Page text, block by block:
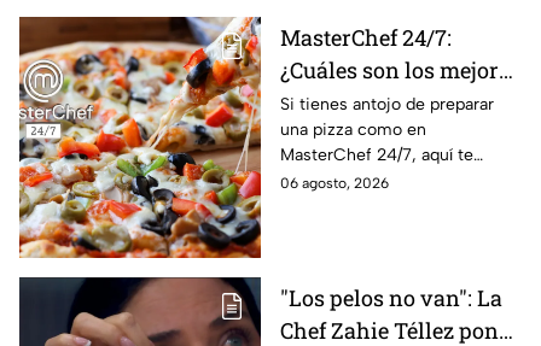
MasterChef 24/7:
¿Cuáles son los mejores
quesos para preparar
pizza en casa?
Si tienes antojo de preparar
una pizza como en
MasterChef 24/7, aquí te
contamos todo lo que debes
06 agosto, 2026
"Los pelos no van": La
Chef Zahie Téllez pone